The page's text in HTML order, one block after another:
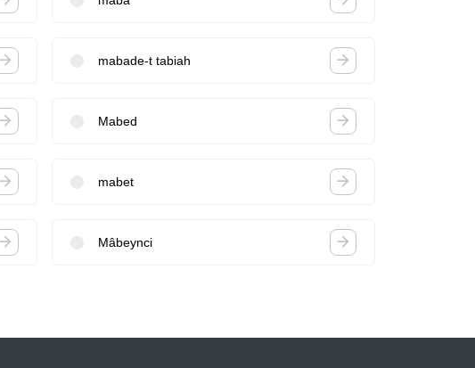
mabade-t tabiah
Mabed
mabet
Mâbeynci